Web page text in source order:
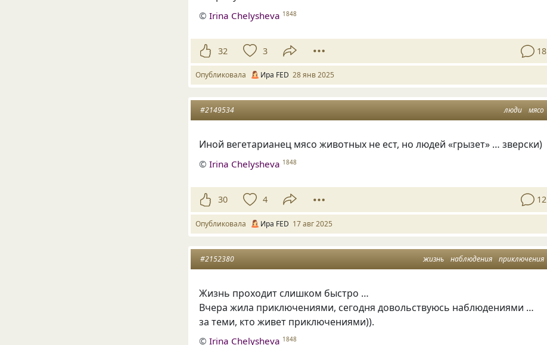
©Irina Chelysheva 1848
32 3 18
Опубликовала Ира FED 28 янв 2025
люди мясо
#2149534
Иной вегетарианец мясо животных не ест, но людей «грызет» … зверски)
©Irina Chelysheva 1848
30 4 12
Опубликовала Ира FED 17 авг 2025
жизнь наблюдения приключения
#2152380
Жизнь проходит слишком быстро …
Вчера жила приключениями, сегодня довольствуюсь наблюдениями …
за теми, кто живет приключениями)).
©Irina Chelysheva 1848